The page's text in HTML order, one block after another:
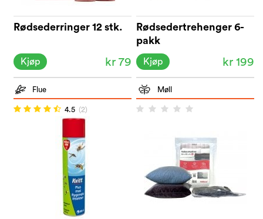
Rødsederringer 12 stk.
kr 79
Kjøp
Rødsedertrehenger 6-
pakk
kr 199
Kjøp
Flue
4.5 (2)
Møll